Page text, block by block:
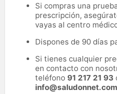
Si compras una
prescripción,
vayas al centro
Dispones de 90 días
Si tienes cualquier
en contacto con
teléfono 91 217 21 93
info@saludonnet.com